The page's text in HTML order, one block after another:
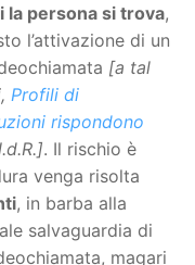
la persona si trova,
l’attivazione di un
[a tal
Profili di
rispondono
. Il rischio è
venga risolta
, in barba alla
salvaguardia di
magari